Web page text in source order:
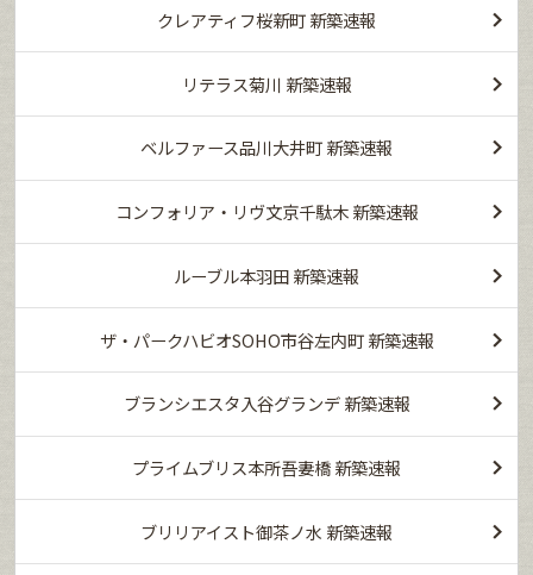
クレアティフ桜新町 新築速報
リテラス菊川 新築速報
ベルファース品川大井町 新築速報
コンフォリア・リヴ文京千駄木 新築速報
ルーブル本羽田 新築速報
ザ・パークハビオSOHO市谷左内町 新築速報
ブランシエスタ入谷グランデ 新築速報
プライムブリス本所吾妻橋 新築速報
ブリリアイスト御茶ノ水 新築速報